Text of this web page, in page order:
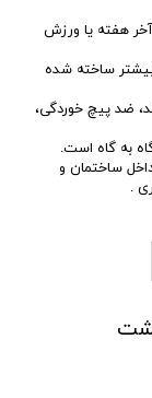
هفته یا ورزش
ساخته شده
ضد پیچ ​​خوردگی،
به گاه است.
ساختمان و
.